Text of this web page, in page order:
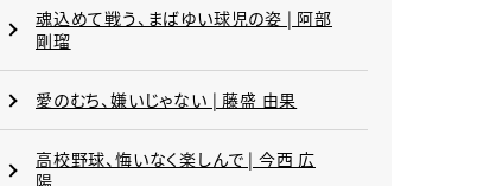
魂込めて戦う、まばゆい球児の姿 | 阿部
剛瑠
愛のむち、嫌いじゃない | 藤盛 由果
高校野球、悔いなく楽しんで | 今西 広
陽